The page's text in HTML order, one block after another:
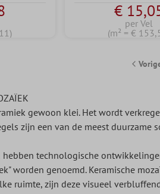
€
per Vel
(m² = €
gewoon klei. Het wordt
zijn een van de meest
technologische
worden genoemd. Keramische
ruimte, zijn deze visueel